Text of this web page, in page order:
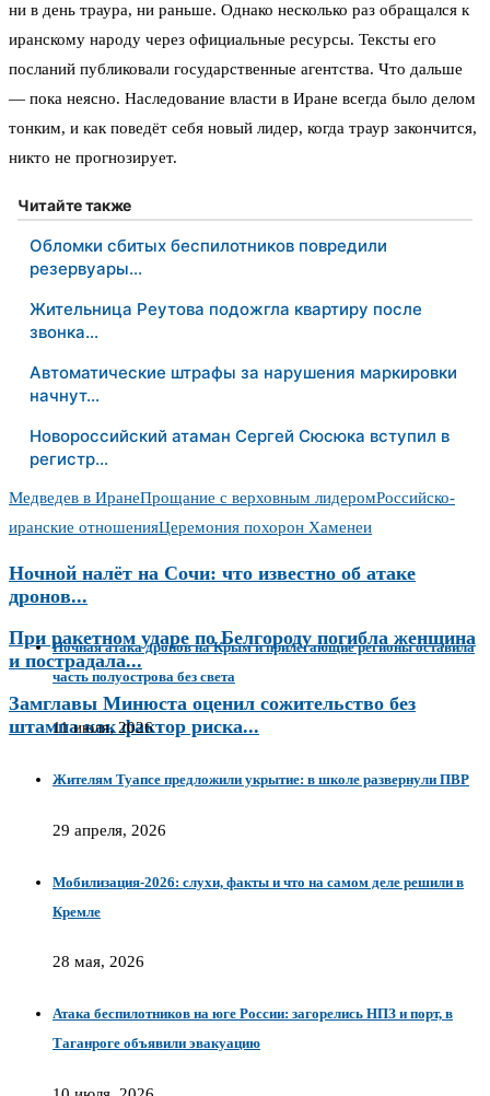
ни в день траура, ни раньше. Однако несколько раз обращался к
иранскому народу через официальные ресурсы. Тексты его
посланий публиковали государственные агентства. Что дальше
— пока неясно. Наследование власти в Иране всегда было делом
тонким, и как поведёт себя новый лидер, когда траур закончится,
никто не прогнозирует.
Читайте также
Обломки сбитых беспилотников повредили
резервуары…
Жительница Реутова подожгла квартиру после
звонка…
Автоматические штрафы за нарушения маркировки
начнут…
Новороссийский атаман Сергей Сюсюка вступил в
регистр…
Медведев в ИранеПрощание с верховным лидеромРоссийско-
иранские отношенияЦеремония похорон Хаменеи
Ночной налёт на Сочи: что известно об атаке
дронов...
При ракетном ударе по Белгороду погибла женщина
и пострадала...
Замглавы Минюста оценил сожительство без
штампа как фактор риска...
Ночная атака дронов на Крым и прилегающие регионы оставила
часть полуострова без света
11 июля, 2026
Жителям Туапсе предложили укрытие: в школе развернули ПВР
29 апреля, 2026
Мобилизация-2026: слухи, факты и что на самом деле решили в
Кремле
28 мая, 2026
Атака беспилотников на юге России: загорелись НПЗ и порт, в
Таганроге объявили эвакуацию